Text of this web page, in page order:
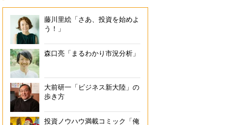
藤川里絵「さあ、投資を始めよ
う！」
森口亮「まるわかり市況分析」
大前研一「ビジネス新大陸」の
歩き方
投資ノウハウ満載コミック「俺